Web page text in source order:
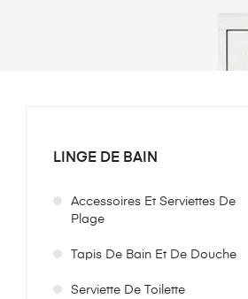
LINGE DE BAIN
Accessoires Et Serviettes De
Plage
Tapis De Bain Et De Douche
Serviette De Toilette